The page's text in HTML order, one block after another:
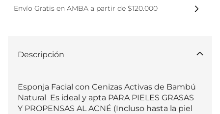
Envío Gratis en AMBA a partir de $120.000
Descripción
Esponja Facial con Cenizas Activas de Bambú
Natural  Es ideal y apta PARA PIELES GRASAS
Y PROPENSAS AL ACNÉ (Incluso hasta la piel